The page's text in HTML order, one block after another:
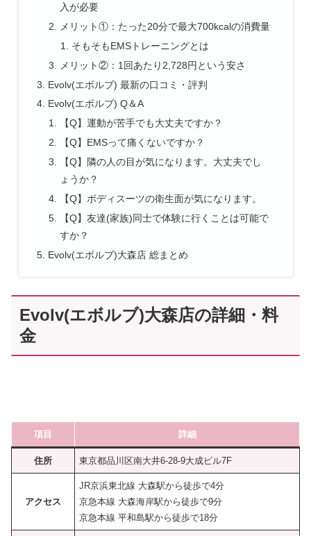
入が必要
メリット①：たった20分で最大700kcalの消費量
そもそもEMSトレーニングとは
メリット②：1回あたり2,728円という安さ
Evolv(エボルブ) 最新の口コミ・評判
Evolv(エボルブ) Q＆A
【Q】運動が苦手でも大丈夫ですか？
【Q】EMSって痛くないですか？
【Q】隣の人の目が気になります。大丈夫でし
ょうか？
【Q】ボディスーツの衛生面が気になります。
【Q】友達(家族)同士で体験に行くことは可能で
すか？
Evolv(エボルブ)大森店 総まとめ
Evolv(エボルブ)大森店の詳細・料
金
項目 詳細
住所 東京都品川区南大井6-28-9大成ビル7F
アクセス
JR京浜東北線 大森駅から徒歩で4分
京急本線 大森海岸駅から徒歩で9分
京急本線 平和島駅から徒歩で18分